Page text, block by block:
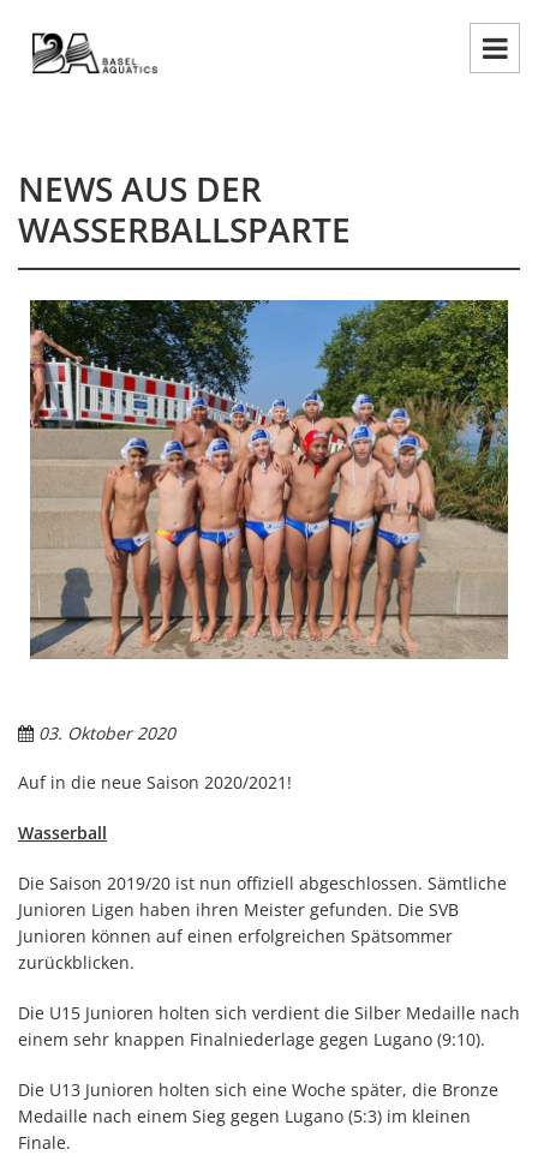
NEWS AUS DER
WASSERBALLSPARTE
03. Oktober 2020
Auf in die neue Saison 2020/2021!
Wasserball
Die Saison 2019/20 ist nun offiziell abgeschlossen. Sämtliche
Junioren Ligen haben ihren Meister gefunden. Die SVB
Junioren können auf einen erfolgreichen Spätsommer
zurückblicken.
Die U15 Junioren holten sich verdient die Silber Medaille nach
einem sehr knappen Finalniederlage gegen Lugano (9:10).
Die U13 Junioren holten sich eine Woche später, die Bronze
Medaille nach einem Sieg gegen Lugano (5:3) im kleinen
Finale.